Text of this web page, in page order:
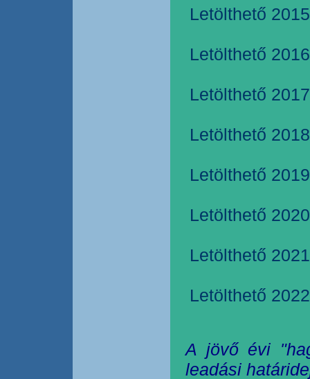
Letölthető
Letölthető
Letölthető
Letölthető
Letölthető
Letölthető
Letölthető
Letölthető
A jövő évi
leadási